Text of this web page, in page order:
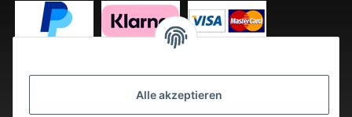
Alle akzeptieren